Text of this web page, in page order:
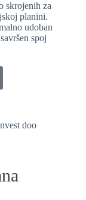
skrojenih za
planini.
udoban
spoj